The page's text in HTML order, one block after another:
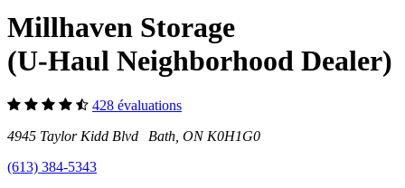
Millhaven Storage
(U-Haul Neighborhood Dealer)
428 évaluations
4945 Taylor Kidd Blvd Bath, ON K0H1G0
(613) 384-5343